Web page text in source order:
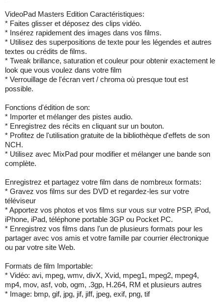
VideoPad Masters Edition Caractéristiques:
* Faites glisser et déposez des clips vidéo.
* Insérez rapidement des images dans vos films.
* Utilisez des superpositions de texte pour les légendes et autres
textes ou crédits de films.
* Tweak brillance, saturation et couleur pour obtenir exactement le
look que vous voulez dans votre film
* Verrouillage de l'écran vert / chroma où presque tout est
possible.
Fonctions d'édition de son:
* Importer et mélanger des pistes audio.
* Enregistrez des récits en cliquant sur un bouton.
* Profitez de l'utilisation gratuite de la bibliothèque d'effets de son
NCH.
* Utilisez avec MixPad pour modifier et mélanger une bande son
complète.
Enregistrez et partagez votre film dans de nombreux formats:
* Gravez vos films sur des DVD et regardez-les sur votre
téléviseur
* Apportez vos photos et vos films sur vous sur votre PSP, iPod,
iPhone, iPad, téléphone portable 3GP ou Pocket PC.
* Enregistrez vos films dans l'un de plusieurs formats pour les
partager avec vos amis et votre famille par courrier électronique
ou par votre site Web.
Formats de film Importable:
* Vidéo: avi, mpeg, wmv, divX, Xvid, mpeg1, mpeg2, mpeg4,
mp4, mov, asf, vob, ogm, .3gp, H.264, RM et plusieurs autres
* Image: bmp, gif, jpg, jif, jiff, jpeg, exif, png, tif